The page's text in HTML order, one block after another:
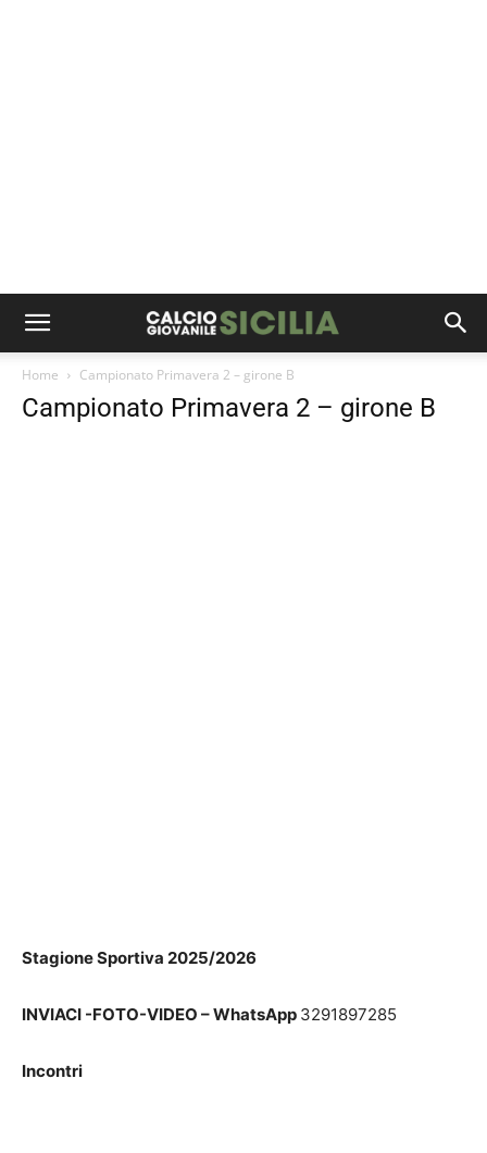
Home Campionato Primavera 2 – girone B
Campionato Primavera 2 – girone B
Stagione Sportiva 2025/2026
INVIACI -FOTO-VIDEO – WhatsApp 3291897285
Incontri